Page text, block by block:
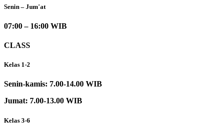
Senin – Jum'at
07:00 – 16:00 WIB
CLASS
Kelas 1-2
Senin-kamis: 7.00-14.00 WIB
Jumat: 7.00-13.00 WIB
Kelas 3-6